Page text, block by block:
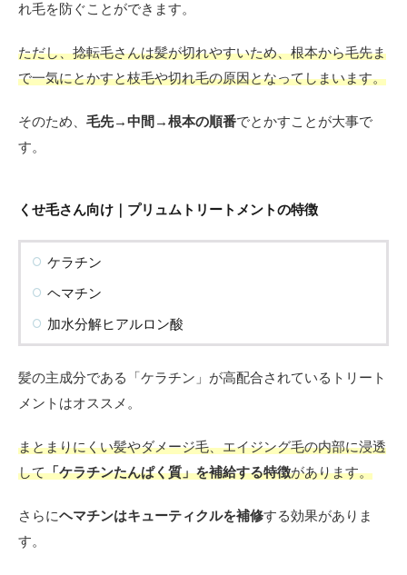
れ毛を防ぐことができます。
ただし、捻転毛さんは髪が切れやすいため、根本から毛先ま
で一気にとかすと枝毛や切れ毛の原因となってしまいます。
そのため、 毛先→中間→根本の順番でとかすことが大事で
す。
くせ毛さん向け｜プリュムトリートメントの特徴
ケラチン
ヘマチン
加水分解ヒアルロン酸
髪の主成分である「ケラチン」が高配合されているトリート
メントはオススメ。
まとまりにくい髪やダメージ毛、エイジング毛の内部に浸透
して「ケラチンたんぱく質」を補給する特徴があります。
さらにヘマチンはキューティクルを補修する効果がありま
す。